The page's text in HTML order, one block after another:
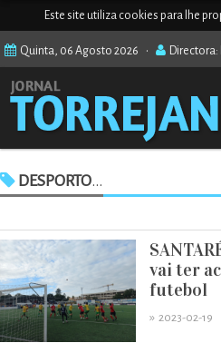
Este site utiliza cookies para lhe
Quinta, 06 Agosto 2026 •
DESPORTO...
vai ter
futebol
» 2023-02-19